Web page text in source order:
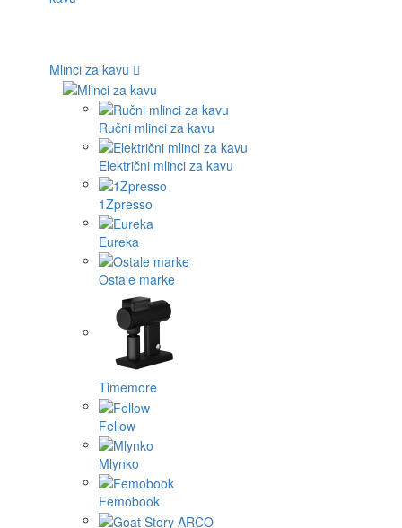
Mlinci za kavu
Ručni mlinci za kavu
Električni mlinci za kavu
1Zpresso
Eureka
Ostale marke
Timemore
Fellow
Mlynko
Femobook